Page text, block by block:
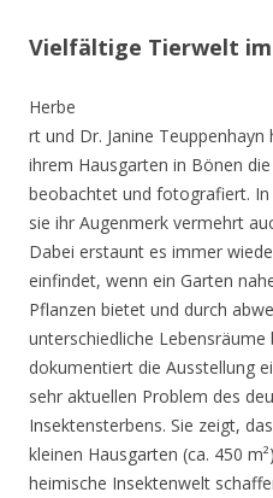
Vielfältige Tierwelt
Herbe
rt und Dr. Janine Teuppenhayn
ihrem Hausgarten in Bönen
beobachtet und fotografiert.
sie ihr Augenmerk vermehrt
Dabei erstaunt es immer
einfindet, wenn ein Garten
Pflanzen bietet und durch
unterschiedliche
dokumentiert die Ausstellung
sehr aktuellen Problem des
Insektensterbens. Sie zeigt,
kleinen Hausgarten (ca. 450
heimische Insektenwelt